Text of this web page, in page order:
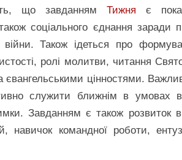
що завданням Тижня є
соціального єднання заради
Також ідеться про
ролі молитви, читання
євангельськими цінностями.
служити ближнім в умовах
Завданням є також розвиток
навичок командної роботи,